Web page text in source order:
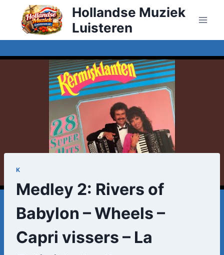
Doorgaan
inhoud
Hollandse Muziek
Luisteren
K
Medley 2: Rivers of
Babylon – Wheels –
Capri vissers – La